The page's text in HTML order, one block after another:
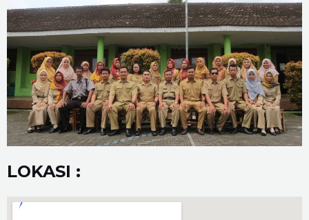
LOKASI :